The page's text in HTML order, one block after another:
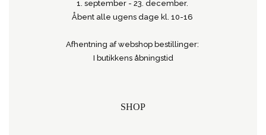
1. september - 23. december.
Åbent alle ugens dage kl. 10-16
Afhentning af webshop bestillinger:
I butikkens åbningstid
SHOP